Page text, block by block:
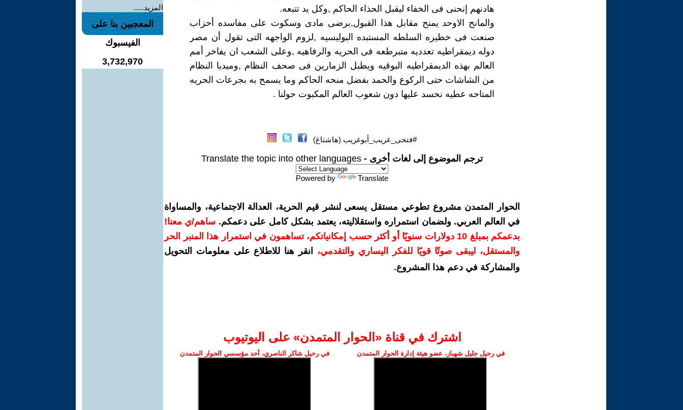
هادنهم إنحنى فى الخفاء ليقبل الحذاء الحاكم ,وكل يد تتبعه.
والمانح الاوحد يمنح مقابل هذا القبول,برضى مادى وسكوت على مفاسده أحزاب
صنعت فى خظيره السلطه المستبده البوليسيه ,لزوم الواجهه التى تقول أن مصر
دوله ديمقراطيه تعدديه متبرطعه فى الحريه والرفاهيه ,وعلى الشعب ان يفاخر أمم
العالم بهذه الديمقراطيه البوقيه ويطبل الزمارين فى صحف النظام ,وميديا النظام
من الشاشات حتى الركوع والحمد بفضل منحه الحاكم وما يسمح به بجرعات الحريه
المتاحه عطيه نحسد عليها دون شعوب العالم المكبوت حولنا .
#فتحى_غريب_أبوغريب (هاشتاغ)
ترجم الموضوع إلى لغات أخرى - Translate the topic into other languages
Powered by Translate
الحوار المتمدن مشروع تطوعي مستقل يسعى لنشر قيم الحرية، العدالة الاجتماعية، والمساواة
في العالم العربي. ولضمان استمراره واستقلاليته، يعتمد بشكل كامل على دعمكم. ساهم/ي معنا!
بدعمكم بمبلغ 10 دولارات سنويًا أو أكثر حسب إمكانياتكم، تساهمون في استمرار هذا المنبر الحر
والمستقل، ليبقى صوتًا قويًا للفكر اليساري والتقدمي،
انقر هنا للاطلاع على معلومات التحويل
والمشاركة في دعم هذا المشروع.
اشترك في قناة ‫«الحوار المتمدن» على اليوتيوب
في رحيل جليل شهباز، عضو هيئة إدارة الحوار المتمدن في رحيل شاكر الناصري، أحد مؤسسي الحوار المتمدن
المزيد.....
المعجبين بنا على
الفيسبوك
3,732,970